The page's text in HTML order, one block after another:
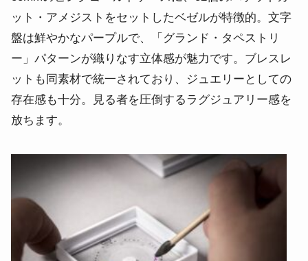
ット・アメジストをセットしたベゼルが特徴的。文字
盤は鮮やかなパープルで、「グランド・タペストリ
ー」パターンが織りなす立体感が魅力です。ブレスレ
ットも同素材で統一されており、ジュエリーとしての
存在感も十分。見る者を圧倒するラグジュアリー感を
放ちます。